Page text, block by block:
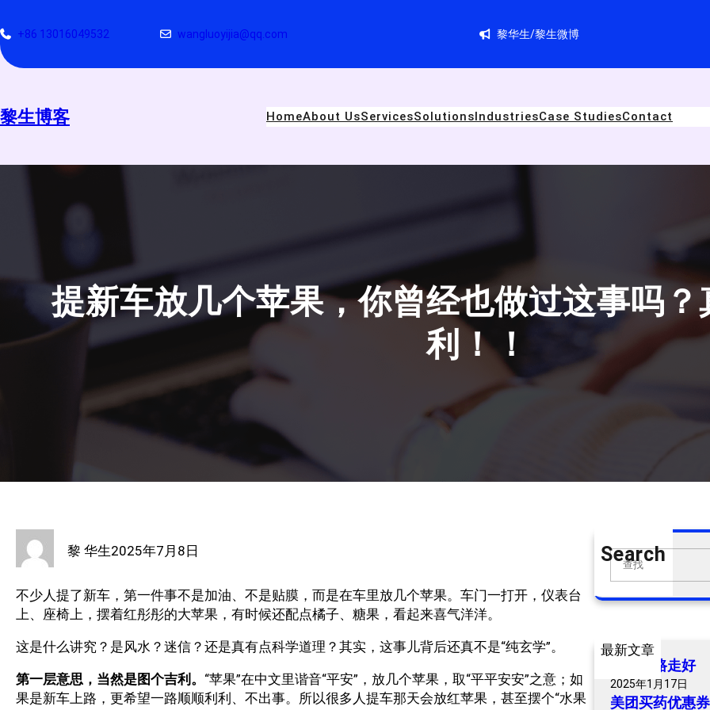
至
内
容
+86 13016049532 wangluoyijia@qq.com 黎华生/黎生微博
黎生博客 HomeAbout UsServicesSolutionsIndustriesCase StudiesContact
提新车放几个苹果，你曾经也做过这事吗
利！！
黎 华生2025年7月8日
不少人提了新车，第一件事不是加油、不是贴膜，而是在车里放几个苹果。车门一打开，仪表台
上、座椅上，摆着红彤彤的大苹果，有时候还配点橘子、糖果，看起来喜气洋洋。
这是什么讲究？是风水？迷信？还是真有点科学道理？其实，这事儿背后还真不是“纯玄学”。
第一层意思，当然是图个吉利。 “苹果”在中文里谐音“平安”，放几个苹果，取“平平安安”之意；如
果是新车上路，更希望一路顺顺利利、不出事。所以很多人提车那天会放红苹果，甚至摆个“水果
Search
S
a
h
最新文章
爷爷一路走好
2025年1月17日
美团买药优惠